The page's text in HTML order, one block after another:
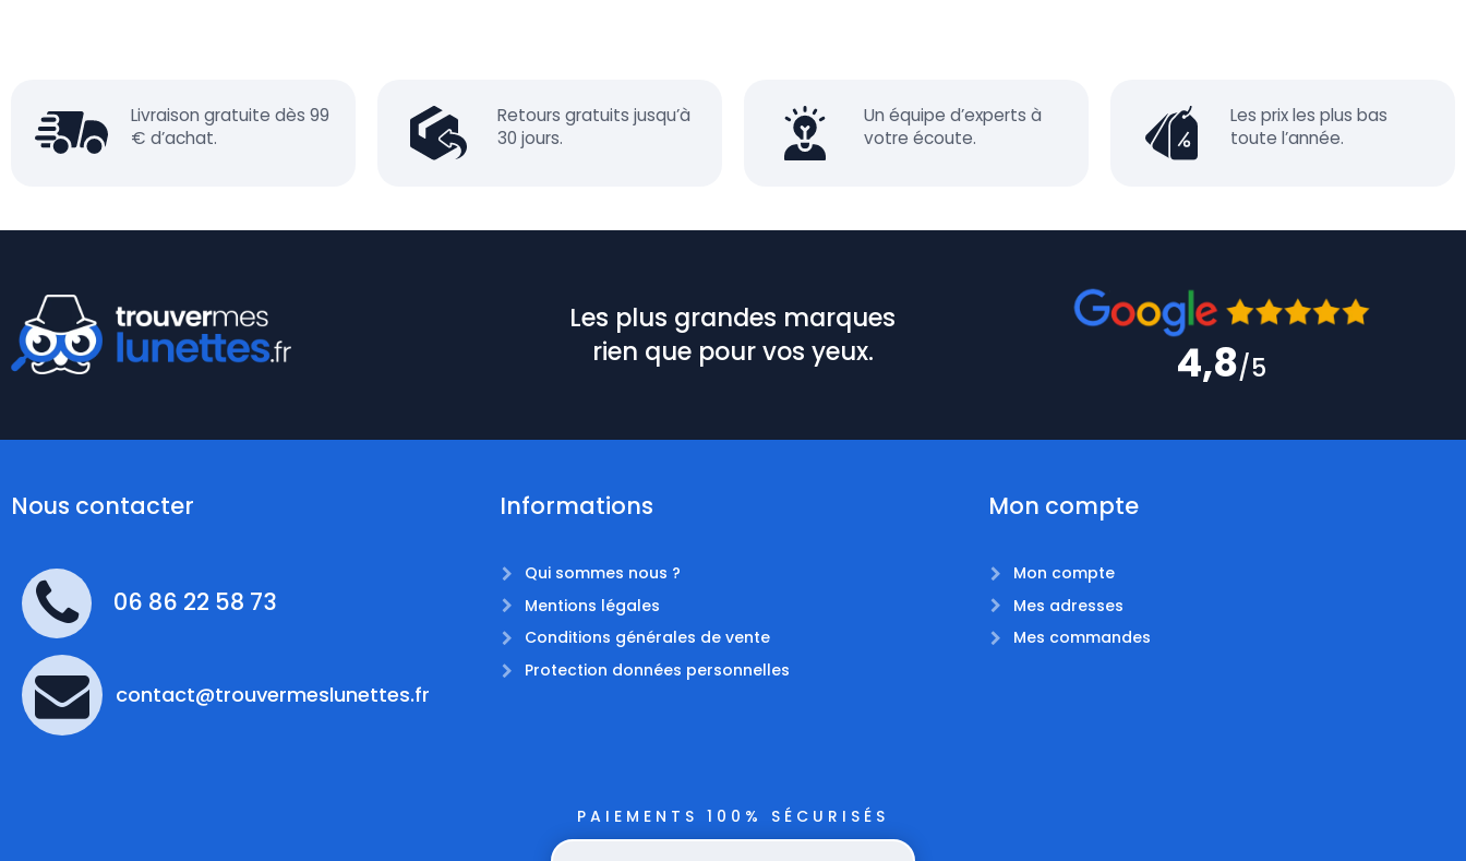
Livraison gratuite dès 99
€ d’achat.
Retours gratuits jusqu’à
30 jours.
Un équipe d’experts à
votre écoute.
Les prix les plus bas
toute l’année.
Les plus grandes marques
rien que pour vos yeux.
4,8/5
Nous contacter
06 86 22 58 73
contact@trouvermeslunettes.fr
Informations
Qui sommes nous ?
Mentions légales
Conditions générales de vente
Protection données personnelles
Mon compte
Mon compte
Mes adresses
Mes commandes
PAIEMENTS 100% SÉCURISÉS